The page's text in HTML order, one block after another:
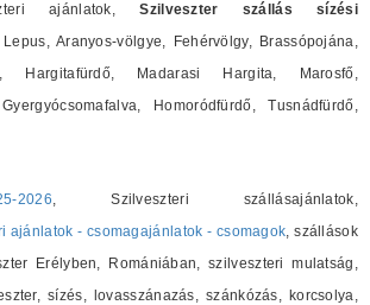
ajánlatok,Szilveszter szállás sízési
Aranyos-völgye, Fehérvölgy, Brassópojána,
Hargitafürdő, Madarasi Hargita, Marosfő,
Homoródfürdő, Tusnádfürdő,
2026, Szilveszteri szállásajánlatok,
ajánlatok - csomagajánlatok - csomagok, szállások
Erélyben, Romániában, szilveszteri mulatság,
sízés, lovasszánazás, szánkózás, korcsolya,